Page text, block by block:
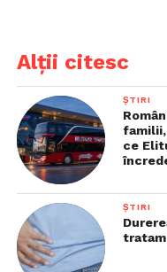
Alții citesc
ȘTIRI
ce
ȘTIRI